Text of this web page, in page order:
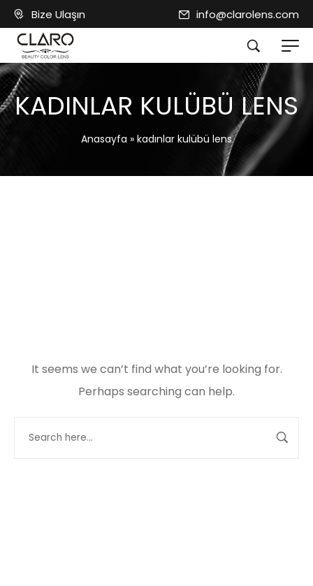
Bize Ulaşın info@clarolens.com
KADINLAR KULÜBÜ LENS
Anasayfa » kadınlar kulübü lens
It seems we can’t find what you’re looking for.
Perhaps searching can help.